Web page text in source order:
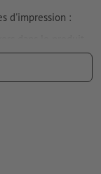
d'impression :
sens de lecture
format final